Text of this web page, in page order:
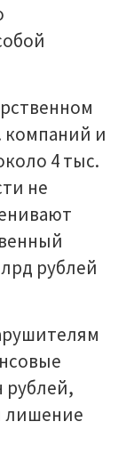
компаний и
4 тыс.
не
рублей
рублей,
лишение